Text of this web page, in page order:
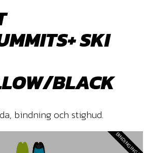
SKI
BLACK
bindning och stighud.
BINDING INGÅR